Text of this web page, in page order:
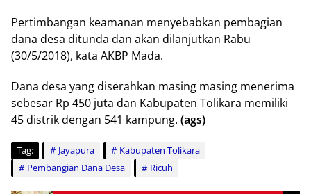
Pertimbangan keamanan menyebabkan pembagian
dana desa ditunda dan akan dilanjutkan Rabu
(30/5/2018), kata AKBP Mada.
Dana desa yang diserahkan masing masing menerima
sebesar Rp 450 juta dan Kabupaten Tolikara memiliki
45 distrik dengan 541 kampung. (ags)
Tag: Jayapura
Kabupaten Tolikara
Pembangian Dana Desa
Ricuh